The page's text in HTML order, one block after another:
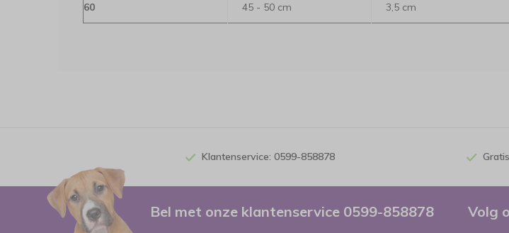
60 45 - 50 cm 3,5 cm
Klantenservice: 0599-858878
Bel met onze klantenservice 0599-858878 Volg